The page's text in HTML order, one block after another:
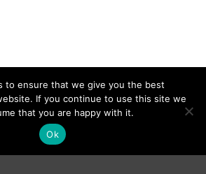
to ensure that we give you the best
If you continue to use this site we
that you are happy with it.
Ok